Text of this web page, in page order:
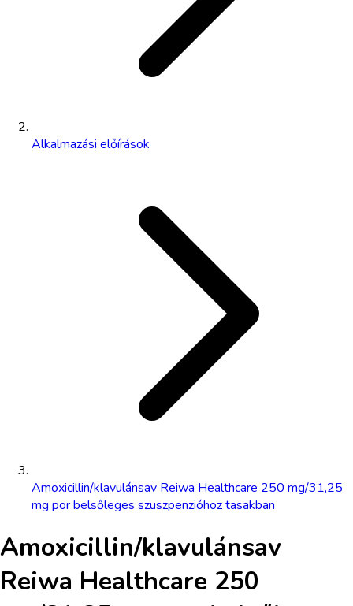
Alkalmazási előírások
Amoxicillin/klavulánsav Reiwa Healthcare 250 mg/31,25
mg por belsőleges szuszpenzióhoz tasakban
Amoxicillin/klavulánsav
Reiwa Healthcare 250